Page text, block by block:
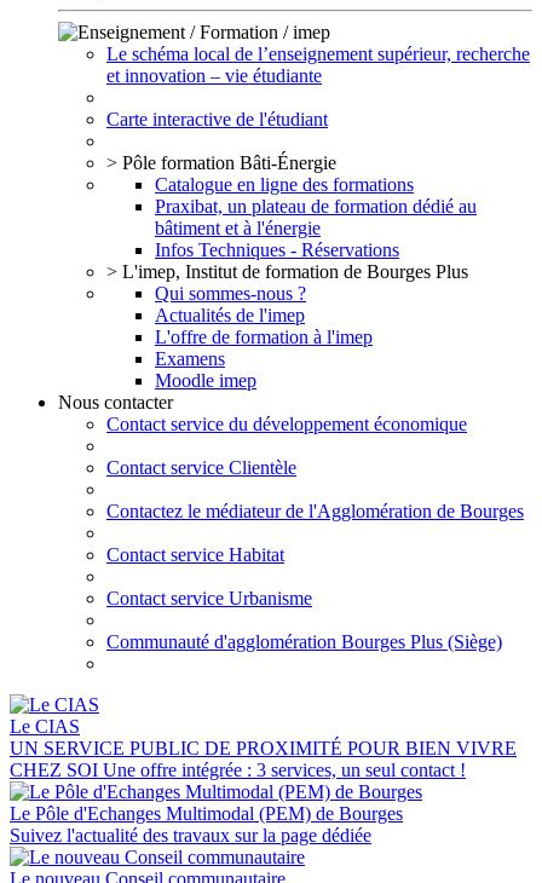
Le schéma local de l’enseignement supérieur, recherche
et innovation – vie étudiante
Carte interactive de l'étudiant
> Pôle formation Bâti-Énergie
Catalogue en ligne des formations
Praxibat, un plateau de formation dédié au
bâtiment et à l'énergie
Infos Techniques - Réservations
> L'imep, Institut de formation de Bourges Plus
Qui sommes-nous ?
Actualités de l'imep
L'offre de formation à l'imep
Examens
Moodle imep
Nous contacter
Contact service du développement économique
Contact service Clientèle
Contactez le médiateur de l'Agglomération de Bourges
Contact service Habitat
Contact service Urbanisme
Communauté d'agglomération Bourges Plus (Siège)
Le CIAS
UN SERVICE PUBLIC DE PROXIMITÉ POUR BIEN VIVRE
CHEZ SOI Une offre intégrée : 3 services, un seul contact !
Le Pôle d'Echanges Multimodal (PEM) de Bourges
Suivez l'actualité des travaux sur la page dédiée
Le nouveau Conseil communautaire